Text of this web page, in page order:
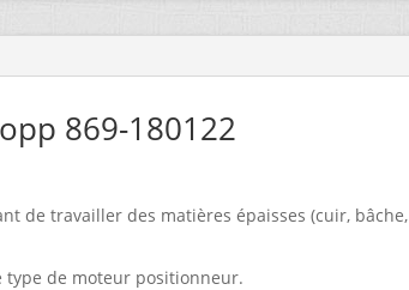
869-180122
de travailler des matières épaisses (cuir, bâche,
type de moteur positionneur.